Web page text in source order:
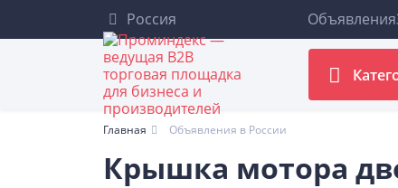
Россия Объявления
Главная Объявления в России
Крышка мотора